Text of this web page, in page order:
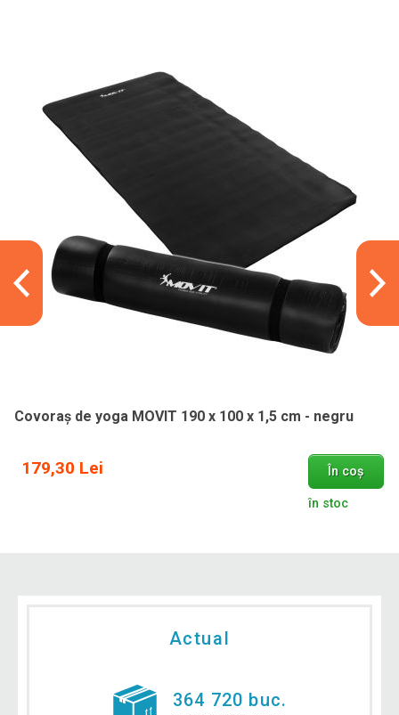
Covoraș de yoga MOVIT 190 x 100 x 1,5 cm - negru
179,30 Lei În coș
în stoc
Actual
364 720 buc.